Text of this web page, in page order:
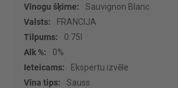
Vairāk
informācijas
Sauvignon Blanc
FRANCIJA
0.75l
0%
Ekspertu izvēle
Sauss